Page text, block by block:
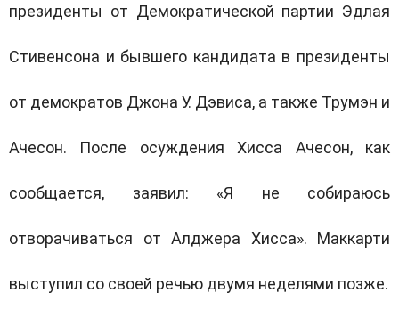
президенты от Демократической партии Эдлая
Стивенсона и бывшего кандидата в президенты
от демократов Джона У. Дэвиса, а также Трумэн и
Ачесон. После осуждения Хисса Ачесон, как
сообщается, заявил: «Я не собираюсь
отворачиваться от Алджера Хисса». Маккарти
выступил со своей речью двумя неделями позже.